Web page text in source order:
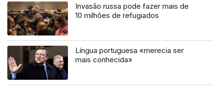
Invasão russa pode fazer mais de
10 milhões de refugiados
Língua portuguesa «merecia ser
mais conhecida»